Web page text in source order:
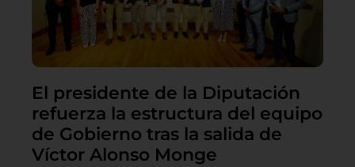
El presidente de la Diputación
refuerza la estructura del equipo
de Gobierno tras la salida de
Víctor Alonso Monge